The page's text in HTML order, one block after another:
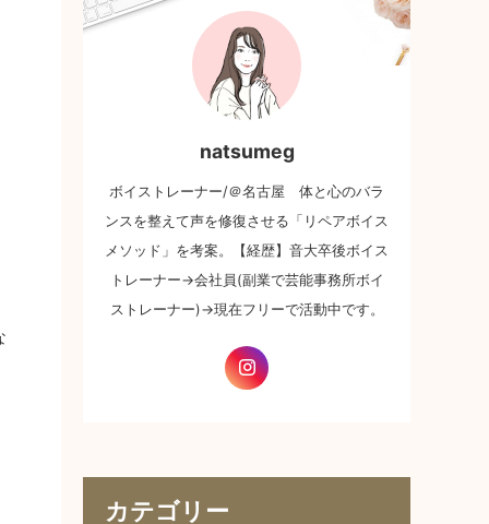
natsumeg
ボイストレーナー/＠名古屋 体と心のバラ
ンスを整えて声を修復させる「リペアボイス
メソッド」を考案。【経歴】音大卒後ボイス
トレーナー→会社員(副業で芸能事務所ボイ
ストレーナー)→現在フリーで活動中です。
カテゴリー